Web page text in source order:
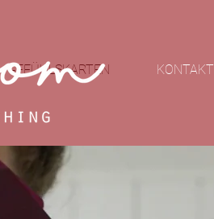
GEFÜHLSKARTEN KONTAKT